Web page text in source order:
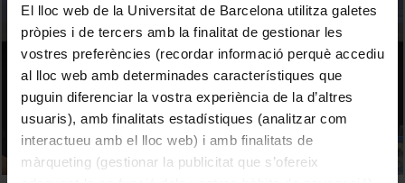
El lloc web de la Universitat de Barcelona utilitza galetes
pròpies i de tercers amb la finalitat de gestionar les
vostres preferències (recordar informació perquè accediu
al lloc web amb determinades característiques que
puguin diferenciar la vostra experiència de la d’altres
usuaris), amb finalitats estadístiques (analitzar com
interactueu amb el lloc web) i amb finalitats de
màrqueting (gestionar la publicitat que s’ofereix